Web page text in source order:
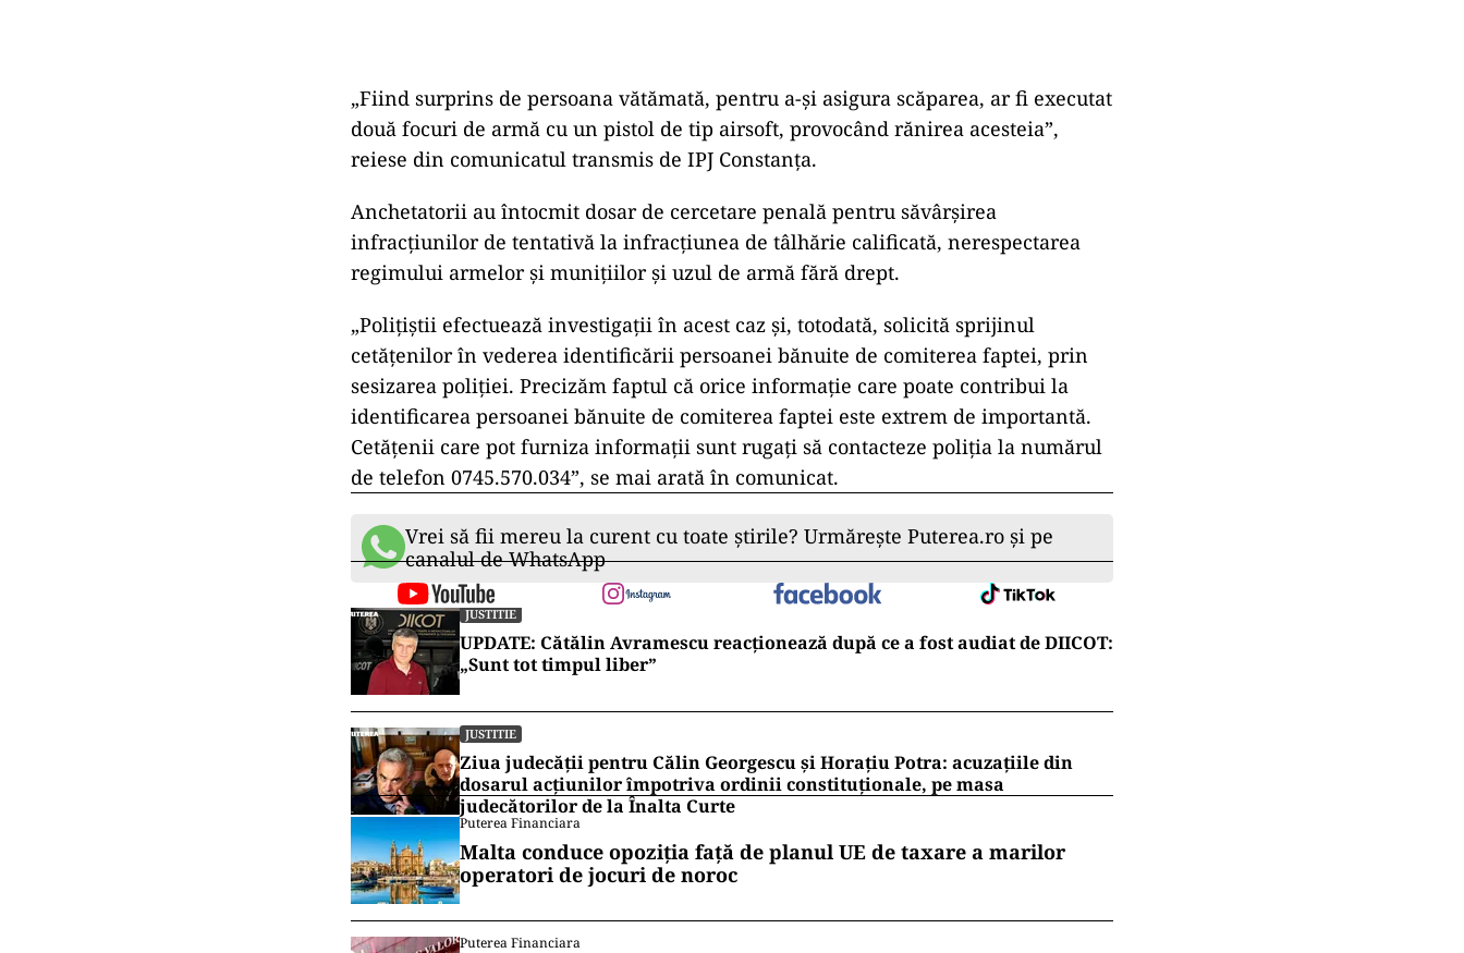
„Fiind surprins de persoana vătămată, pentru a-și asigura scăparea, ar fi executat
două focuri de armă cu un pistol de tip airsoft, provocând rănirea acesteia”,
reiese din comunicatul transmis de IPJ Constanța.
Anchetatorii au întocmit dosar de cercetare penală pentru săvârșirea
infracțiunilor de tentativă la infracțiunea de tâlhărie calificată, nerespectarea
regimului armelor și munițiilor și uzul de armă fără drept.
„Polițiștii efectuează investigații în acest caz și, totodată, solicită sprijinul
cetățenilor în vederea identificării persoanei bănuite de comiterea faptei, prin
sesizarea poliției. Precizăm faptul că orice informație care poate contribui la
identificarea persoanei bănuite de comiterea faptei este extrem de importantă.
Cetățenii care pot furniza informații sunt rugați să contacteze poliția la numărul
de telefon 0745.570.034”, se mai arată în comunicat.
Vrei să fii mereu la curent cu toate știrile? Urmărește Puterea.ro și pe
canalul de WhatsApp
JUSTITIE
UPDATE: Cătălin Avramescu reacționează după ce a fost audiat de DIICOT:
„Sunt tot timpul liber”
JUSTITIE
Ziua judecății pentru Călin Georgescu și Horațiu Potra: acuzațiile din
dosarul acțiunilor împotriva ordinii constituționale, pe masa
judecătorilor de la Înalta Curte
Puterea Financiara
Malta conduce opoziția față de planul UE de taxare a marilor
operatori de jocuri de noroc
Puterea Financiara